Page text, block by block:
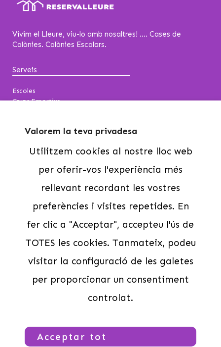
Vivim el Lleure, viu-lo amb nosaltres! .... Cases de
Colònies. Colònies Escolars.
Serveis
Escoles
Grups Esportius
Famílies
Contacte
Cases de colònies
CASAL DE NADAL MEDINYÀ 25/26
Legal
Avís Legal
SERVEIS CENTRAL DE RESERVES –
Valorem la teva privadesa
Utilitzem cookies al nostre lloc web
per oferir-vos l'experiència més
rellevant recordant les vostres
preferències i visites repetides. En
fer clic a "Acceptar", accepteu l'ús de
TOTES les cookies. Tanmateix, podeu
visitar la configuració de les galetes
per proporcionar un consentiment
controlat.
Acceptar tot